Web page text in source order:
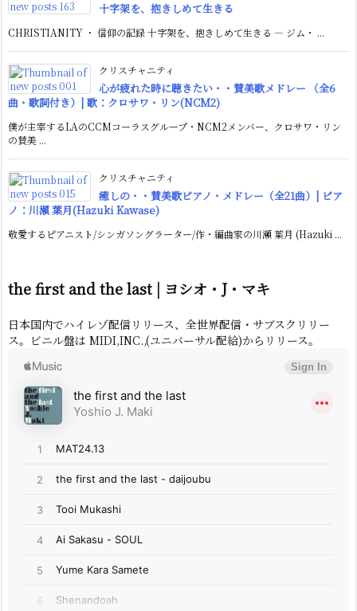
十字架を、抱きしめて生きる
CHRISTIANITY ・ 信仰の記録 十字架を、抱きしめて生きる ― ジム・ ...
クリスチャニティ
心が疲れた時に聴きたい・・賛美歌メドレー （全6
曲・歌詞付き）| 歌：クロサワ・リン(NCM2)
僕が主宰するLAのCCMコーラスグループ・NCM2メンバー、クロサワ・リン
の賛美 ...
クリスチャニティ
癒しの・・賛美歌ピアノ・メドレー（全21曲）| ピア
ノ：川瀬 葉月(Hazuki Kawase)
敬愛するピアニスト/シンガソングラーター/作・編曲家の川瀬 葉月 (Hazuki ...
the first and the last | ヨシオ・J・マキ
日本国内でハイレゾ配信リリース、全世界配信・サブスクリリー
ス。ビニル盤は MIDI,INC.,(ユニバーサル配給)からリリース。